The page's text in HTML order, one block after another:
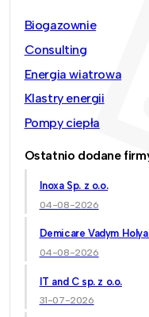
Biogazownie
Consulting
Energia wiatrowa
Klastry energii
Pompy ciepła
Ostatnio dodane
Inoxa Sp. z o.o.
04-08-2026
Demicare Vadym
04-08-2026
IT and C sp. z o.o.
31-07-2026